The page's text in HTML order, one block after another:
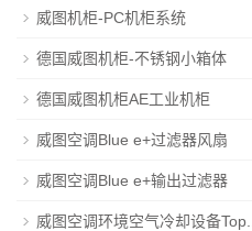
威图机柜-PC机柜系统
德国威图机柜-不锈钢小箱体
德国威图机柜AE工业机柜
威图空调Blue e+过滤器风扇
威图空调Blue e+输出过滤器
威图空调环境空气冷却设备Top...